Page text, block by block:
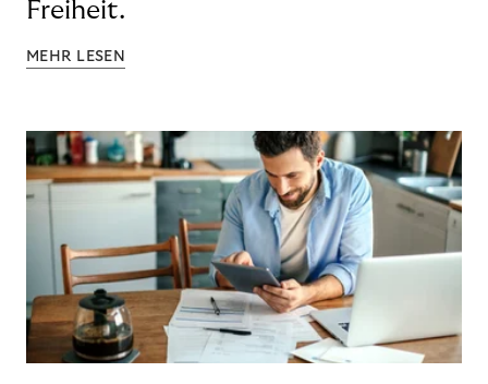
Freiheit.
MEHR LESEN